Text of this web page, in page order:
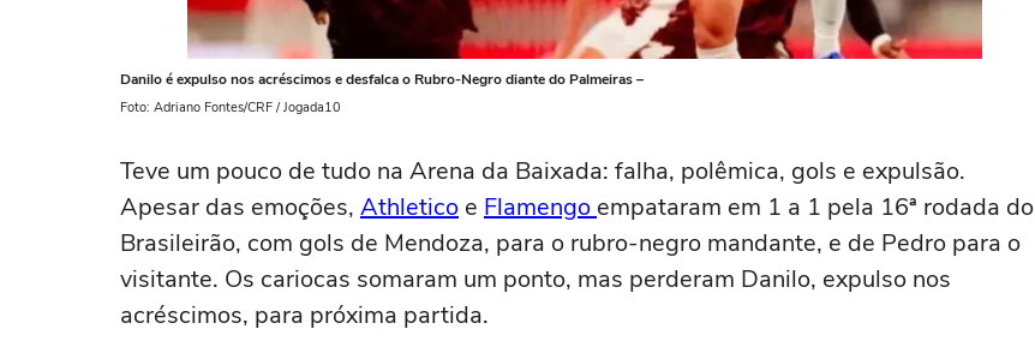
Danilo é expulso nos acréscimos e desfalca o Rubro-Negro diante do Palmeiras –
Foto: Adriano Fontes/CRF / Jogada10
Teve um pouco de tudo na Arena da Baixada: falha, polêmica, gols e expulsão.
Apesar das emoções, Athletico e Flamengo empataram em 1 a 1 pela 16ª rodada do
Brasileirão, com gols de Mendoza, para o rubro-negro mandante, e de Pedro para o
visitante. Os cariocas somaram um ponto, mas perderam Danilo, expulso nos
acréscimos, para próxima partida.